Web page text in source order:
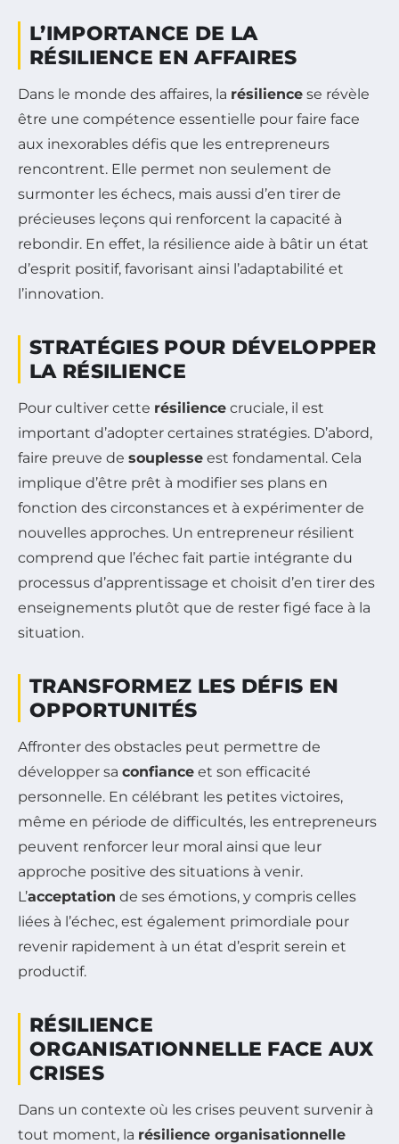
L’IMPORTANCE DE LA
RÉSILIENCE EN AFFAIRES
Dans le monde des affaires, la résilience se révèle
être une compétence essentielle pour faire face
aux inexorables défis que les entrepreneurs
rencontrent. Elle permet non seulement de
surmonter les échecs, mais aussi d’en tirer de
précieuses leçons qui renforcent la capacité à
rebondir. En effet, la résilience aide à bâtir un état
d’esprit positif, favorisant ainsi l’adaptabilité et
l’innovation.
STRATÉGIES POUR DÉVELOPPER
LA RÉSILIENCE
Pour cultiver cette résilience cruciale, il est
important d’adopter certaines stratégies. D’abord,
faire preuve de souplesse est fondamental. Cela
implique d’être prêt à modifier ses plans en
fonction des circonstances et à expérimenter de
nouvelles approches. Un entrepreneur résilient
comprend que l’échec fait partie intégrante du
processus d’apprentissage et choisit d’en tirer des
enseignements plutôt que de rester figé face à la
situation.
TRANSFORMEZ LES DÉFIS EN
OPPORTUNITÉS
Affronter des obstacles peut permettre de
développer sa confiance et son efficacité
personnelle. En célébrant les petites victoires,
même en période de difficultés, les entrepreneurs
peuvent renforcer leur moral ainsi que leur
approche positive des situations à venir.
L’acceptation de ses émotions, y compris celles
liées à l’échec, est également primordiale pour
revenir rapidement à un état d’esprit serein et
productif.
RÉSILIENCE
ORGANISATIONNELLE FACE AUX
CRISES
Dans un contexte où les crises peuvent survenir à
tout moment, la résilience organisationnelle